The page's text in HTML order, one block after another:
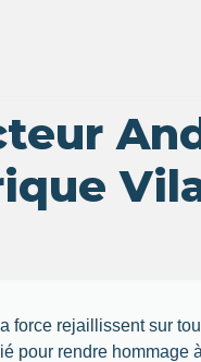
force rejaillissent sur
pour rendre hommage